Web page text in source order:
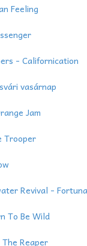
Feeling
- Californication
vasárnap
Jam
Trooper
Revival -
To Be Wild
Reaper